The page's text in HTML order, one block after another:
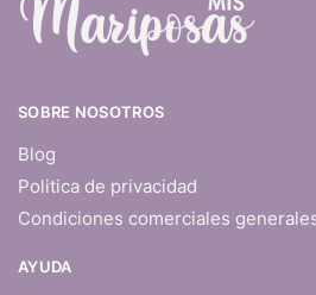
SOBRE NOSOTROS
Blog
Politica de privacidad
Condiciones comerciales
AYUDA